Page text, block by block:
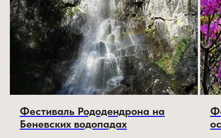
Фестиваль Рододендрона на
Беневских водопадах